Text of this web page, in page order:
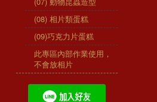
(08) 相片類蛋糕
(09)巧克力片蛋糕
此專區內部作業使用，
不會放相片